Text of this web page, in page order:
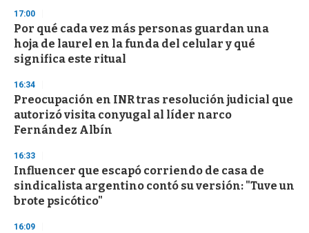
s
17:00
Por qué cada vez más personas guardan una
hoja de laurel en la funda del celular y qué
significa este ritual
16:34
Preocupación en INR tras resolución judicial que
autorizó visita conyugal al líder narco
Fernández Albín
16:33
Influencer que escapó corriendo de casa de
sindicalista argentino contó su versión: "Tuve un
brote psicótico"
16:09